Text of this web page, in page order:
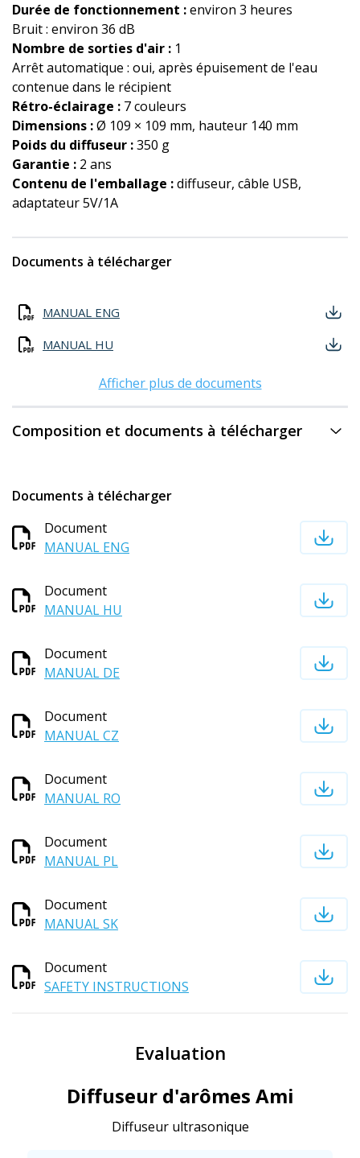
Durée de fonctionnement :environ 3 heures
Bruit : environ 36 dB
Nombre de sorties d'air : 1
Arrêt automatique : oui, après épuisement de l'eau
contenue dans le récipient
Rétro-éclairage : 7 couleurs
Dimensions :Ø 109 × 109 mm, hauteur 140 mm
Poids du diffuseur :350 g
Garantie : 2 ans
Contenu de l'emballage :diffuseur, câble USB,
adaptateur 5V/1A
Documents à télécharger
MANUAL ENG
MANUAL HU
Afficher plus de documents
Composition et documents à télécharger
Documents à télécharger
Document
MANUAL ENG
Document
MANUAL HU
Document
MANUAL DE
Document
MANUAL CZ
Document
MANUAL RO
Document
MANUAL PL
Document
MANUAL SK
Document
SAFETY INSTRUCTIONS
Evaluation
Diffuseur d'arômes Ami
Diffuseur ultrasonique